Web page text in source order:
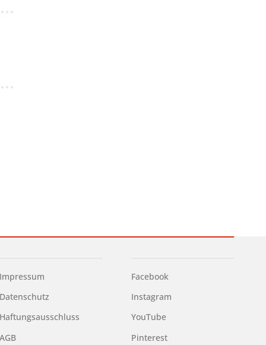
Impressum
Datenschutz
Haftungsausschluss
AGB
Facebook
Instagram
YouTube
Pinterest